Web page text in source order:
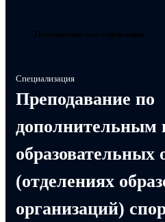
Повышение квалификации
Специализация
Преподавание по
дополнительным
образовательных
(отделениях
организаций)